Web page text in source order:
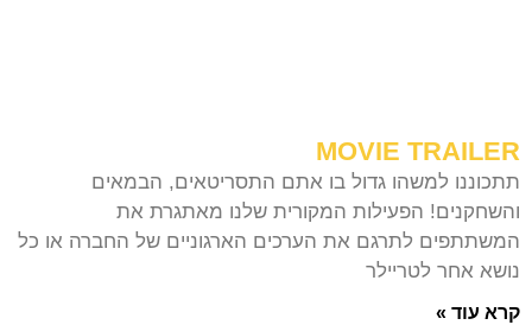
MOVIE TRAILER
תתכוננו למשהו גדול בו אתם התסריטאים, הבמאים
והשחקנים! הפעילות המקורית שלנו מאתגרת את
המשתתפים לתרגם את הערכים הארגוניים של החברה או כל
נושא אחר לטריילר
קרא עוד »